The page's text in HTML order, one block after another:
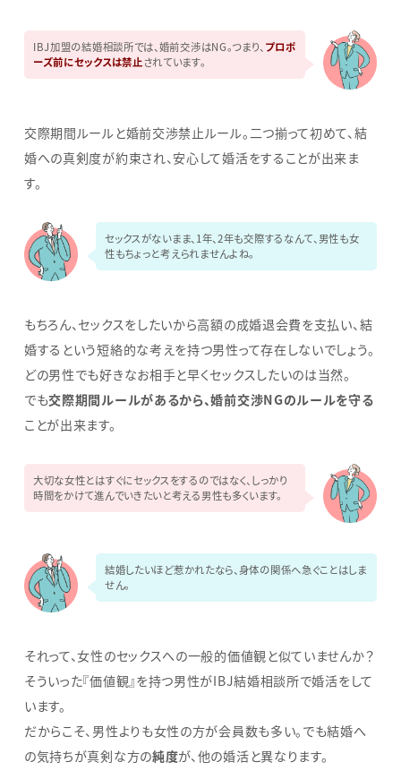
IBJ加盟の結婚相談所では、婚前交渉はNG。つまり、 プロポ
ーズ前にセックスは禁止されています。
交際期間ルールと婚前交渉禁止ルール。二つ揃って初めて、結
婚への真剣度が約束され、安心して婚活をすることが出来ま
す。
セックスがないまま、1年、2年も交際するなんて、男性も女
性もちょっと考えられませんよね。
もちろん、セックスをしたいから高額の成婚退会費を支払い、結
婚するという短絡的な考えを持つ男性って存在しないでしょう。
どの男性でも好きなお相手と早くセックスしたいのは当然。
でも交際期間ルールがあるから、婚前交渉NGのルールを守る
ことが出来ます。
大切な女性とはすぐにセックスをするのではなく、しっかり
時間をかけて進んでいきたいと考える男性も多くいます。
結婚したいほど惹かれたなら、身体の関係へ急ぐことはしま
せん。
それって、女性のセックスへの一般的価値観と似ていませんか？
そういった『価値観』を持つ男性がIBJ結婚相談所で婚活をして
います。
だからこそ、男性よりも女性の方が会員数も多い。でも結婚へ
の気持ちが真剣な方の純度が、他の婚活と異なります。